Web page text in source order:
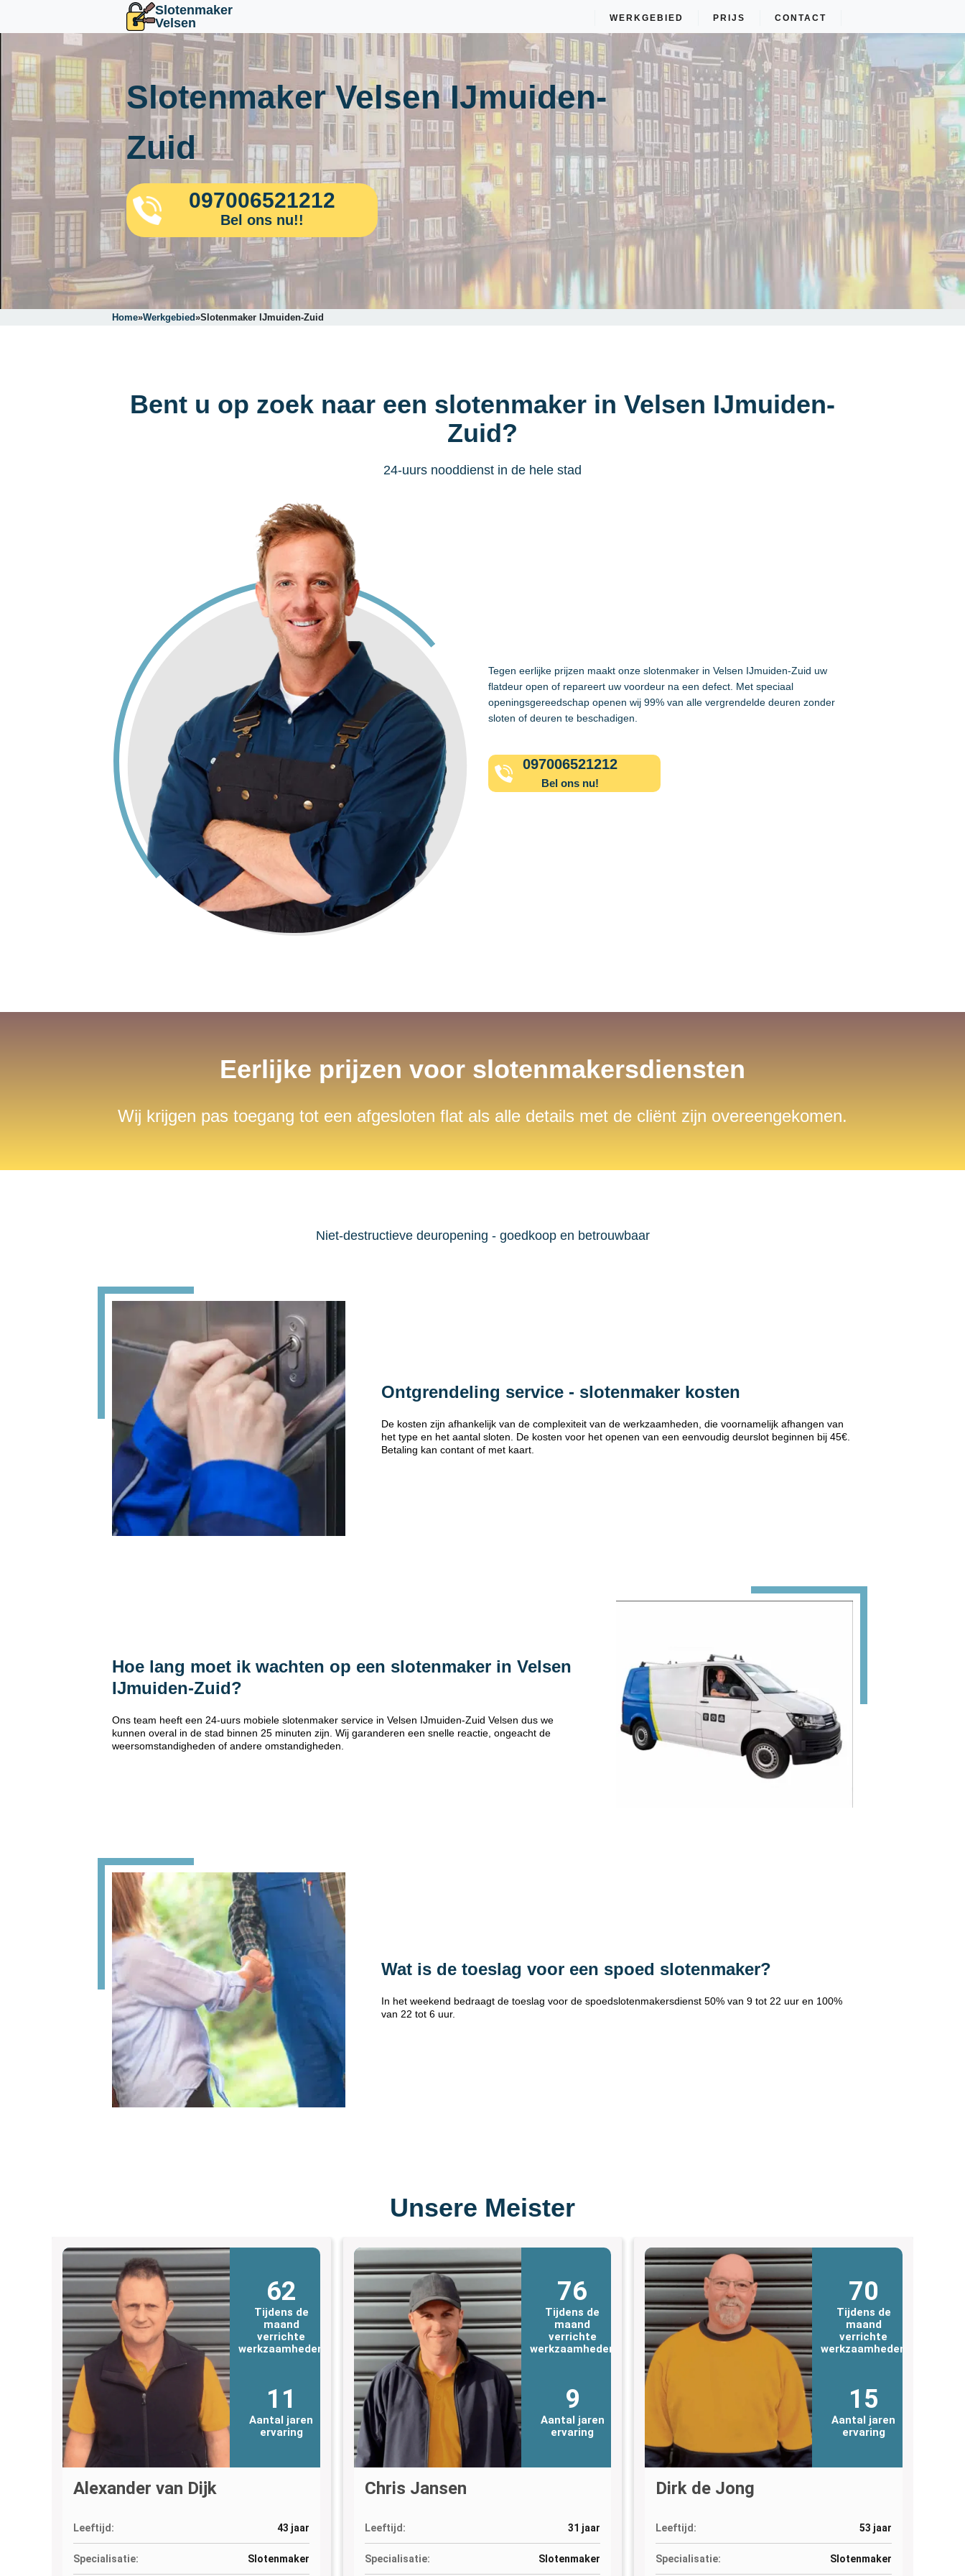
Slotenmaker
Velsen
WERKGEBIED PRIJS CONTACT
Slotenmaker Velsen IJmuiden-
Zuid
097006521212
Bel ons nu!!
Home»Werkgebied»Slotenmaker IJmuiden-Zuid
Bent u op zoek naar een slotenmaker in Velsen IJmuiden-
Zuid?
24-uurs nooddienst in de hele stad
Tegen eerlijke prijzen maakt onze slotenmaker in Velsen IJmuiden-Zuid uw
flatdeur open of repareert uw voordeur na een defect. Met speciaal
openingsgereedschap openen wij 99% van alle vergrendelde deuren zonder
sloten of deuren te beschadigen.
097006521212
Bel ons nu!
Eerlijke prijzen voor slotenmakersdiensten
Wij krijgen pas toegang tot een afgesloten flat als alle details met de cliënt zijn overeengekomen.
Niet-destructieve deuropening - goedkoop en betrouwbaar
Ontgrendeling service - slotenmaker kosten
De kosten zijn afhankelijk van de complexiteit van de werkzaamheden, die voornamelijk afhangen van
het type en het aantal sloten. De kosten voor het openen van een eenvoudig deurslot beginnen bij 45€.
Betaling kan contant of met kaart.
Hoe lang moet ik wachten op een slotenmaker in Velsen
IJmuiden-Zuid?
Ons team heeft een 24-uurs mobiele slotenmaker service in Velsen IJmuiden-Zuid Velsen dus we
kunnen overal in de stad binnen 25 minuten zijn. Wij garanderen een snelle reactie, ongeacht de
weersomstandigheden of andere omstandigheden.
Wat is de toeslag voor een spoed slotenmaker?
In het weekend bedraagt de toeslag voor de spoedslotenmakersdienst 50% van 9 tot 22 uur en 100%
van 22 tot 6 uur.
Unsere Meister
62
Tijdens de
maand
verrichte
werkzaamheden
11
Aantal jaren
ervaring
Alexander van Dijk
Leeftijd: 43 jaar
Specialisatie: Slotenmaker
76
Tijdens de
maand
verrichte
werkzaamheden
9
Aantal jaren
ervaring
Chris Jansen
Leeftijd: 31 jaar
Specialisatie: Slotenmaker
70
Tijdens de
maand
verrichte
werkzaamheden
15
Aantal jaren
ervaring
Dirk de Jong
Leeftijd: 53 jaar
Specialisatie: Slotenmaker